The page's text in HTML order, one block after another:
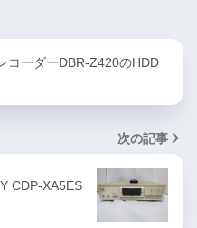
コーダーDBR-Z420のHDD
次の記事
CDP-XA5ES